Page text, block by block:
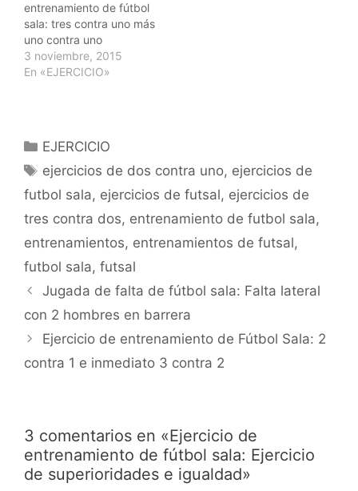
entrenamiento de fútbol
sala: tres contra uno más
uno contra uno
EJERCICIO: 3C1+1C1
ESPACIO: Campo de
OBJETIVOS: Activación,
calentamiento,
inferioridad, repliegue,
transición, 1c1, 1cP,
Desde saque de portero
se realiza una primera…
3 noviembre, 2015
En «EJERCICIO»
Categorías
EJERCICIO
Etiquetas
ejercicios de dos contra uno, ejercicios de
futbol sala, ejercicios de futsal, ejercicios de
tres contra dos, entrenamiento de futbol sala,
entrenamientos, entrenamientos de futsal,
futbol sala, futsal
Navegación
de
Jugada de falta de fútbol sala: Falta lateral
con 2 hombres en barrera
Ejercicio de entrenamiento de Fútbol Sala: 2
contra 1 e inmediato 3 contra 2
3 comentarios en «Ejercicio de
entrenamiento de fútbol sala: Ejercicio
de superioridades e igualdad»